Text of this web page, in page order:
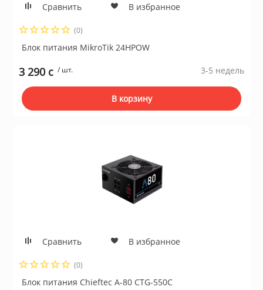
Сравнить В избранное
(0)
Блок питания MikroTik 24HPOW
3 290 c / шт. 3-5 недель
В корзину
Сравнить В избранное
(0)
Блок питания Chieftec A-80 CTG-550C